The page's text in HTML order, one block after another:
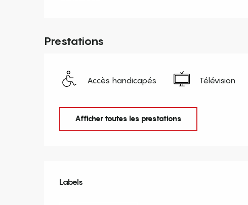
Prestations
Accès handicapés Télévision
Afficher toutes les prestations
Offres de prestations
Labels
Labels